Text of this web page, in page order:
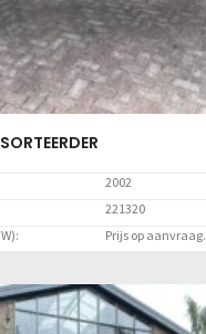
2002
221320
Prijs op aanvraag.
Lees meer